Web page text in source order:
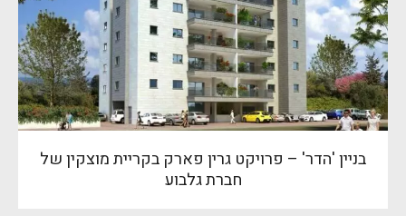
בניין 'הדר' – פרויקט גרין פארק בקריית מוצקין של
חברת גלבוע